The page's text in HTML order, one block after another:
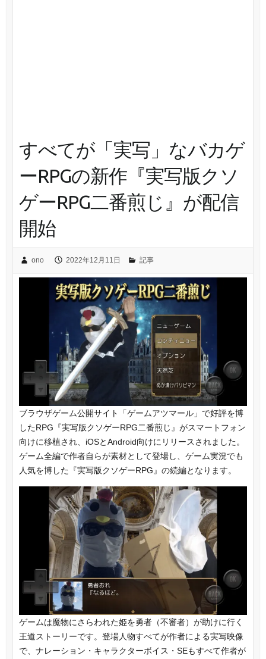
すべてが「実写」なバカゲ
ーRPGの新作『実写版クソ
ゲーRPG二番煎じ』が配信
開始
ono 2022年12月11日 記事
ブラウザゲーム公開サイト「ゲームアツマール」で好評を博
したRPG『実写版クソゲーRPG二番煎じ』がスマートフォン
向けに移植され、iOSとAndroid向けにリリースされました。
ゲーム全編で作者自らが素材として登場し、ゲーム実況でも
人気を博した『実写版クソゲーRPG』の続編となります。
ゲームは魔物にさらわれた姫を勇者（不審者）が助けに行く
王道ストーリーです。登場人物すべてが作者による実写映像
で、ナレーション・キャラクターボイス・SEもすべて作者が